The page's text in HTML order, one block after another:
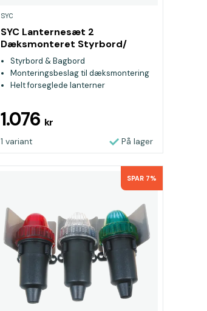
SYC
SYC Lanternesæt 2
Dæksmonteret Styrbord/
Bagbord Sort
Styrbord & Bagbord
Monteringsbeslag til dæksmontering
Helt forseglede lanterner
1.076 kr
1 variant På lager
SPAR 7%